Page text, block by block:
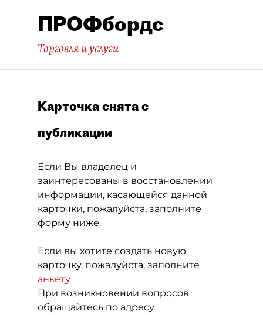
ПРОФбордс
Торговля и услуги
Карточка снята с
публикации
Если Вы владелец и
заинтересованы в восстановлении
информации, касающейся данной
карточки, пожалуйста, заполните
форму ниже.
Если вы хотите создать новую
карточку, пожалуйста, заполните
анкету
При возникновении вопросов
обращайтесь по адресу